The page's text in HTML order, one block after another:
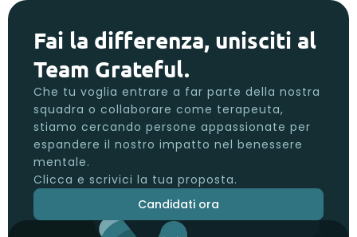
Fai la differenza, unisciti al
Team Grateful.
Che tu voglia entrare a far parte della nostra
squadra o collaborare come terapeuta,
stiamo cercando persone appassionate per
espandere il nostro impatto nel benessere
mentale.
Clicca e scrivici la tua proposta.
Candidati ora